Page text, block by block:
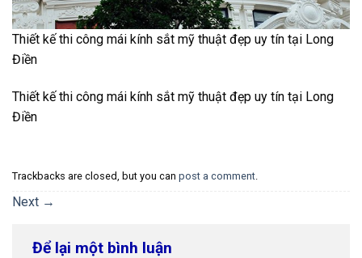
Thiết kế thi công mái kính sắt mỹ thuật đẹp uy tín tại Long
Điền
Thiết kế thi công mái kính sắt mỹ thuật đẹp uy tín tại Long
Điền
Trackbacks are closed, but you can post a comment.
Next →
Để lại một bình luận